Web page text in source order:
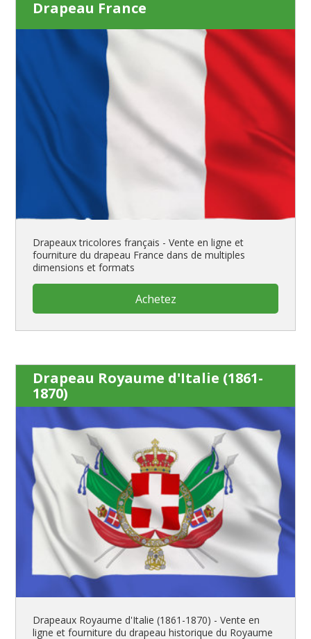
Drapeau France
Drapeaux tricolores français - Vente en ligne et
fourniture du drapeau France dans de multiples
dimensions et formats
Achetez
Drapeau Royaume d'Italie (1861-
1870)
Drapeaux Royaume d'Italie (1861-1870) - Vente en
ligne et fourniture du drapeau historique du Royaume